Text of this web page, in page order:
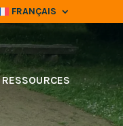
FRANÇAIS
RESSOURCES